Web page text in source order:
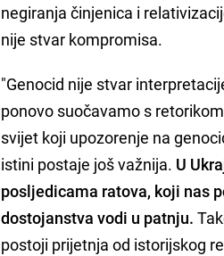
negiranja činjenica i
nije stvar kompromisa.
"Genocid nije stvar
ponovo suočavamo s
svijet koji upozorenje na
istini postaje još važnija. U
posljedicama ratova, koji nas
dostojanstva vodi u patnju.
postoji prijetnja od istorijskog